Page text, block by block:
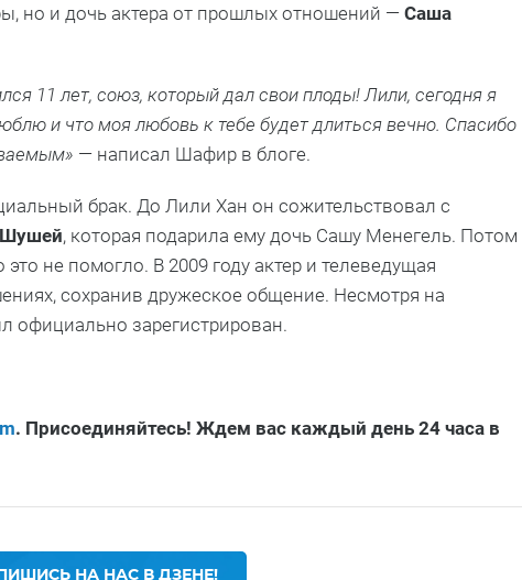
но и дочь актера от прошлых отношений — Саша
11 лет, союз, который дал свои плоды! Лили, сегодня я
и что моя любовь к тебе будет длиться вечно. Спасибо
— написал Шафир в блоге.
брак. До Лили Хан он сожительствовал с
Шушей, которая подарила ему дочь Сашу Менегель. Потом
не помогло. В 2009 году актер и телеведущая
сохранив дружеское общение. Несмотря на
официально зарегистрирован.
. Присоединяйтесь! Ждем вас каждый день 24 часа в
НА НАС В ДЗЕНЕ!